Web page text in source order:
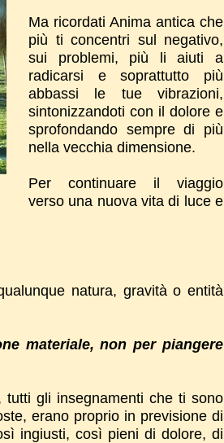
Ma ricordati Anima antica che
più ti concentri sul negativo,
sui problemi, più li aiuti a
radicarsi e soprattutto più
abbassi le tue vibrazioni,
sintonizzandoti con il dolore e
sprofondando sempre di più
nella vecchia dimensione.
Per continuare il viaggio
verso una nuova vita di luce e
natura, gravità o entità
materiale,non per piangere
gli insegnamenti che ti sono
erano proprio in previsione di
ingiusti, così pieni di dolore, di